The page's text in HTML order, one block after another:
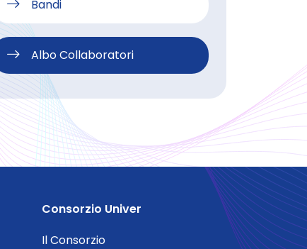
Bandi
Albo Collaboratori
Consorzio Univer
Il Consorzio